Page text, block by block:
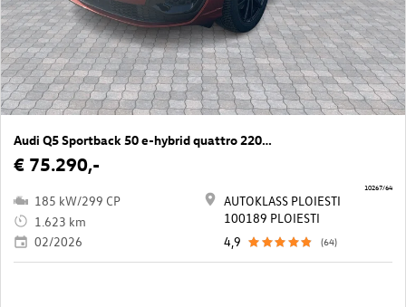
Audi Q5 Sportback 50 e-hybrid quattro 220kW
€ 75.290,-
185 kW/299 CP
1.623 km
02/2026
AUTOKLASS PLOIESTI
100189 PLOIESTI
4,9
(64)
10267/64